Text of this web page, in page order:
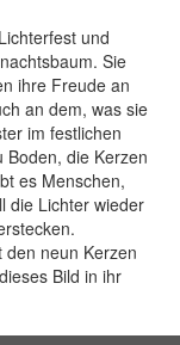
und
Sie
ihre Freude an
an dem, was sie
im festlichen
Boden, die Kerzen
es Menschen,
die Lichter wieder
den neun Kerzen
Bild in ihr